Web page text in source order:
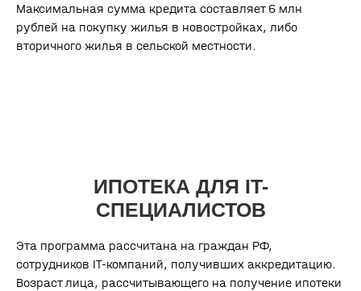
Максимальная сумма кредита составляет 6 млн
рублей на покупку жилья в новостройках, либо
вторичного жилья в сельской местности.
Эта программа рассчитана на граждан РФ,
сотрудников IT-компаний, получивших аккредитацию.
Возраст лица, рассчитывающего на получение ипотеки
+7 343 328-30-30
ул. 8 Марта, 49 БЦ «Арена»
о проекте
генплан